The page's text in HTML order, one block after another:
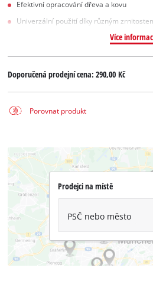
Efektivní opracování dřeva a kovu
Univerzální použití díky různým
Více
Doporučená prodejní cena:290,00 Kč
Porovnat produkt
Prodejci na místě
PSČ nebo město